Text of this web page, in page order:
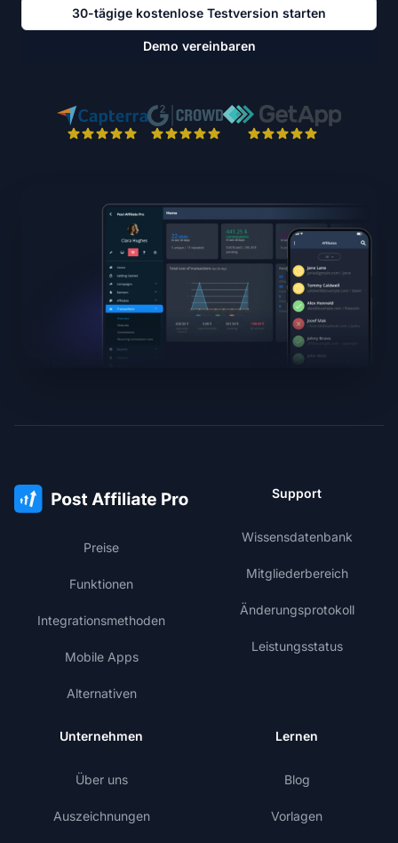
30-tägige kostenlose Testversion starten
Demo vereinbaren
Preise
Funktionen
Integrationsmethoden
Mobile Apps
Alternativen
Support
Wissensdatenbank
Mitgliederbereich
Änderungsprotokoll
Leistungsstatus
Unternehmen
Über uns
Auszeichnungen
Lernen
Blog
Vorlagen